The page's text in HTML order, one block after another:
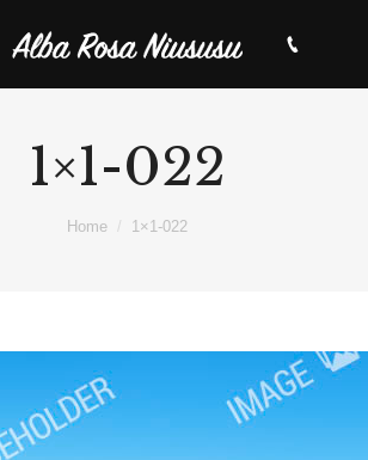
1×1-022
Home 1×1-022